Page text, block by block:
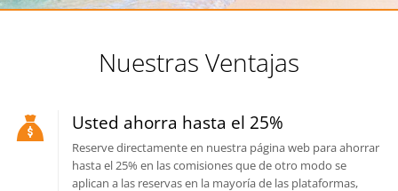
Nuestras Ventajas
Usted ahorra hasta el 25%
Reserve directamente en nuestra página web para ahorrar
hasta el 25% en las comisiones que de otro modo se
aplican a las reservas en la mayoría de las plataformas,